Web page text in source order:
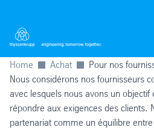
Home Achat
Pour nos
Nous considérons nos fournisseurs
avec lesquels nous avons un
répondre aux exigences des clients.
partenariat comme un équilibre